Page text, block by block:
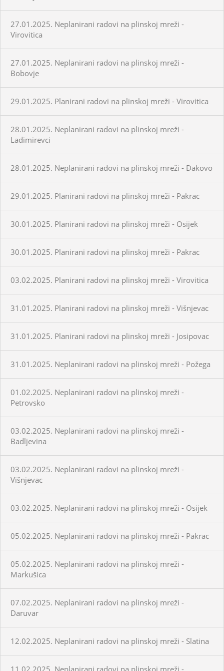
27.01.2025. Neplanirani radovi na plinskoj mreži -
Virovitica
27.01.2025. Neplanirani radovi na plinskoj mreži -
Bobovje
29.01.2025. Planirani radovi na plinskoj mreži - Virovitica
28.01.2025. Neplanirani radovi na plinskoj mreži -
Ladimirevci
28.01.2025. Neplanirani radovi na plinskoj mreži - Đakovo
29.01.2025. Planirani radovi na plinskoj mreži - Pakrac
30.01.2025. Planirani radovi na plinskoj mreži - Osijek
30.01.2025. Planirani radovi na plinskoj mreži - Pakrac
03.02.2025. Planirani radovi na plinskoj mreži - Virovitica
31.01.2025. Planirani radovi na plinskoj mreži - Višnjevac
31.01.2025. Planirani radovi na plinskoj mreži - Josipovac
31.01.2025. Neplanirani radovi na plinskoj mreži - Požega
01.02.2025. Neplanirani radovi na plinskoj mreži -
Petrovsko
03.02.2025. Neplanirani radovi na plinskoj mreži -
Badljevina
03.02.2025. Neplanirani radovi na plinskoj mreži -
Višnjevac
03.02.2025. Neplanirani radovi na plinskoj mreži - Osijek
05.02.2025. Neplanirani radovi na plinskoj mreži - Pakrac
05.02.2025. Neplanirani radovi na plinskoj mreži -
Markušica
07.02.2025. Neplanirani radovi na plinskoj mreži -
Daruvar
12.02.2025. Neplanirani radovi na plinskoj mreži - Slatina
11.02.2025. Neplanirani radovi na plinskoj mreži -